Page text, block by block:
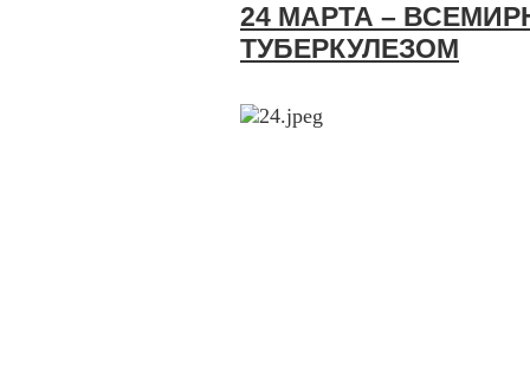
24 МАРТА –
ТУБЕРКУЛЕЗОМ